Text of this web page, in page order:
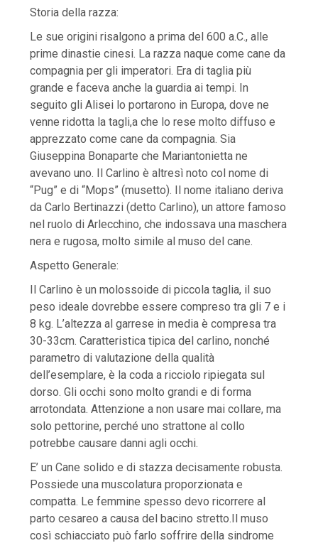
Storia della razza:
Le sue origini risalgono a prima del 600 a.C., alle
prime dinastie cinesi. La razza naque come cane da
compagnia per gli imperatori. Era di taglia più
grande e faceva anche la guardia ai tempi. In
seguito gli Alisei lo portarono in Europa, dove ne
venne ridotta la tagli,a che lo rese molto diffuso e
apprezzato come cane da compagnia. Sia
Giuseppina Bonaparte che Mariantonietta ne
avevano uno. Il Carlino è altresì noto col nome di
“Pug” e di “Mops” (musetto). Il nome italiano deriva
da Carlo Bertinazzi (detto Carlino), un attore famoso
nel ruolo di Arlecchino, che indossava una maschera
nera e rugosa, molto simile al muso del cane.
Aspetto Generale:
Il Carlino è un molossoide di piccola taglia, il suo
peso ideale dovrebbe essere compreso tra gli 7 e i
8 kg. L’altezza al garrese in media è compresa tra
30-33cm. Caratteristica tipica del carlino, nonché
parametro di valutazione della qualità
dell’esemplare, è la coda a ricciolo ripiegata sul
dorso. Gli occhi sono molto grandi e di forma
arrotondata. Attenzione a non usare mai collare, ma
solo pettorine, perché uno strattone al collo
potrebbe causare danni agli occhi.
E’ un Cane solido e di stazza decisamente robusta.
Possiede una muscolatura proporzionata e
compatta. Le femmine spesso devo ricorrere al
parto cesareo a causa del bacino stretto.Il muso
così schiacciato può farlo soffrire della sindrome